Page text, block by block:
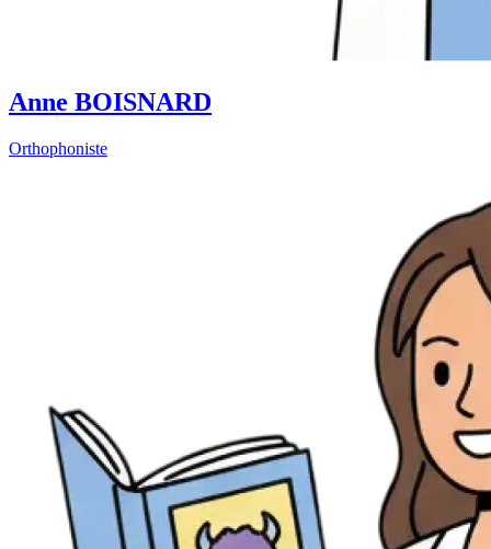
Anne BOISNARD
Orthophoniste